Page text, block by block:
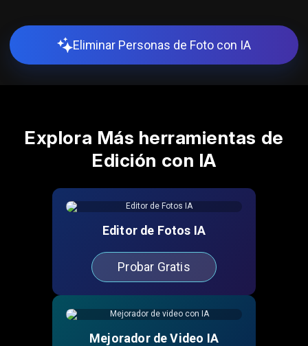
Eliminar Personas de Foto con IA
Explora Más herramientas de
Edición con IA
Editor de Fotos IA
Probar Gratis
Mejorador de Video IA